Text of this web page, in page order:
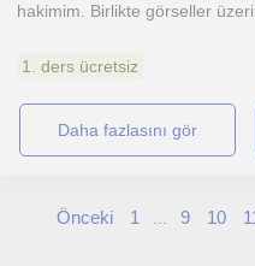
hakimim. Birlikte görseller
1. ders ücretsiz
daha fazlasını gör
Önceki 1 9 10